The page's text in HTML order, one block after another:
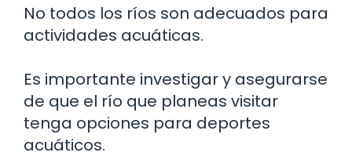
No todos los ríos son adecuados para
actividades acuáticas.
Es importante investigar y asegurarse
de que el río que planeas visitar
tenga opciones para deportes
acuáticos.